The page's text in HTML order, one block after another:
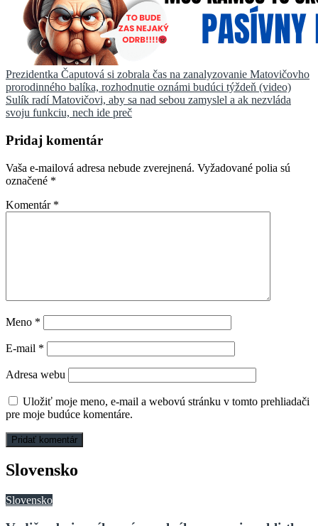
Navigácia
v
článku
Prezidentka Čaputová si zobrala čas na zanalyzovanie Matovičovho
prorodinného balíka, rozhodnutie oznámi budúci týždeň (video)
Sulík radí Matovičovi, aby sa nad sebou zamyslel a ak nezvláda
svoju funkciu, nech ide preč
Pridaj komentár
Vaša e-mailová adresa nebude zverejnená. Vyžadované polia sú
označené *
Komentár *
Meno *
E-mail *
Adresa webu
Uložiť moje meno, e-mail a webovú stránku v tomto prehliadači
pre moje budúce komentáre.
Slovensko
Slovensko